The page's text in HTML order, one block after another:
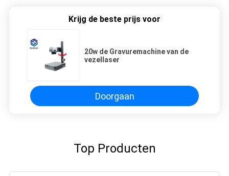
Krijg de beste prijs voor
20w de Gravuremachine van de
vezellaser
Doorgaan
Top Producten